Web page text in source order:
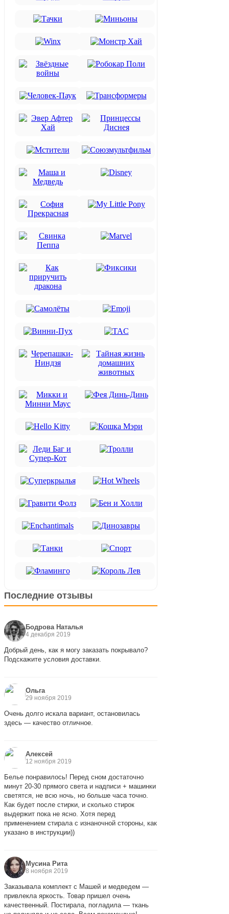
Последние отзывы
Бодрова Наталья
4 декабря 2019
Добрый день, как я могу заказать покрывало?
Подскажите условия доставки.
Ольга
29 ноября 2019
Очень долго искала вариант, остановилась
здесь — качество отличное.
Алексей
12 ноября 2019
Белье понравилось! Перед сном достаточно
минут 20-30 прямого света и надписи + машинки
светятся, не всю ночь, но больше часа точно.
Как будет после стирки, и сколько стирок
выдержит пока не ясно. Хотя перед
применением стирала с изнаночной стороны, как
указано в инструкции))
Мусина Рита
8 ноября 2019
Заказывала комплект с Машей и медведем —
привлекла яркость. Товар пришел очень
качественный. Постирала, погладила — ткань